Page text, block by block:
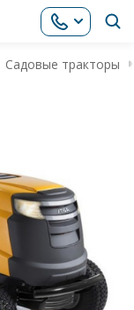
Садовые тракторы